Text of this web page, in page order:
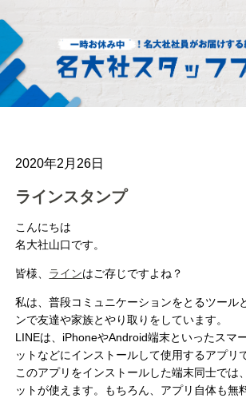
2020年2月26日
ラインスタンプ
こんにちは
名大社山口です。
皆様、 ラインはご存じですよね？
私は、普段コミュニケーションをとるツール
ンで友達や家族とやり取りをしています。
LINEは、iPhoneやAndroid端末といったスマ
ットなどにインストールして使用するアプリ
このアプリをインストールした端末同士では
ットが使えます。もちろん、アプリ自体も無